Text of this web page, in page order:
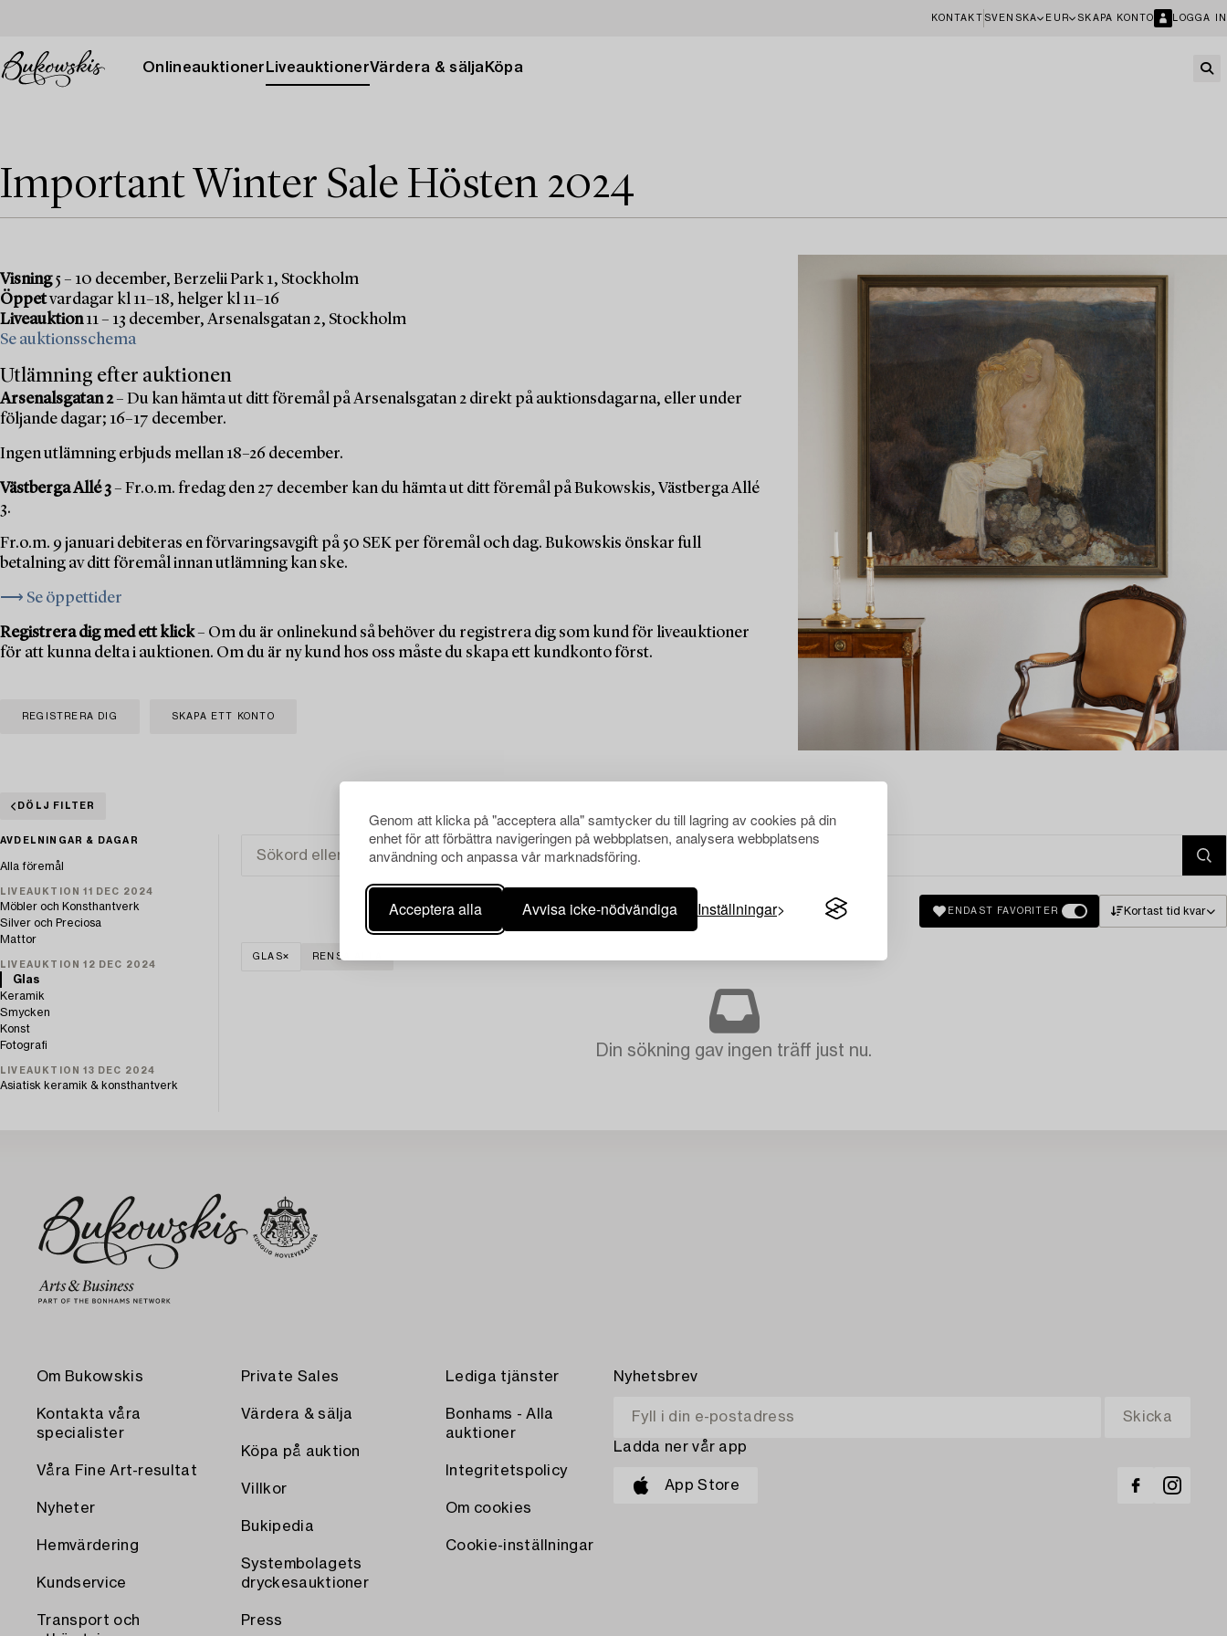
Genom att klicka på "acceptera alla" samtycker du till lagring av cookies på din
enhet för att förbättra navigeringen på webbplatsen, analysera webbplatsens
användning och anpassa vår marknadsföring.
Acceptera alla Avvisa icke-nödvändiga Inställningar
KONTAKT SVENSKA EUR SKAPA KONTO LOGGA IN
Onlineauktioner LiveauktionerVärdera & sälja Köpa
Important Winter Sale Hösten 2024
Visning5 – 10 december, Berzelii Park 1, Stockholm
Öppetvardagar kl 11–18, helger kl 11–16
Liveauktion11 – 13 december, Arsenalsgatan 2, Stockholm
Se auktionsschema
Utlämning efter auktionen
Arsenalsgatan 2– Du kan hämta ut ditt föremål på Arsenalsgatan 2 direkt på auktionsdagarna, eller under
följande dagar; 16–17 december.
Ingen utlämning erbjuds mellan 18–26 december.
Västberga Allé 3– Fr.o.m. fredag den 27 december kan du hämta ut ditt föremål på Bukowskis, Västberga Allé
3.
Fr.o.m. 9 januari debiteras en förvaringsavgift på 50 SEK per föremål och dag. Bukowskis önskar full
betalning av ditt föremål innan utlämning kan ske.
⟶ Se öppettider
Registrera dig med ett klick– Om du är onlinekund så behöver du registrera dig som kund för liveauktioner
för att kunna delta i auktionen. Om du är ny kund hos oss måste du skapa ett kundkonto först.
REGISTRERA DIG SKAPA ETT KONTO
DÖLJ FILTER
AVDELNINGAR & DAGAR
Alla föremål
LIVEAUKTION 11 DEC 2024
Möbler och Konsthantverk
Silver och Preciosa
Mattor
LIVEAUKTION 12 DEC 2024
Glas
Keramik
Smycken
Konst
Fotografi
LIVEAUKTION 13 DEC 2024
Asiatisk keramik & konsthantverk
ENDAST FAVORITER Kortast tid kvar
GLAS RENSA ALLA
Din sökning gav ingen träff just nu.
Om Bukowskis
Kontakta våra
specialister
Våra Fine Art-resultat
Nyheter
Hemvärdering
Kundservice
Transport och
Private Sales
Värdera & sälja
Köpa på auktion
Villkor
Bukipedia
Systembolagets
dryckesauktioner
Press
Lediga tjänster
Bonhams - Alla
auktioner
Integritetspolicy
Om cookies
Cookie-inställningar
Nyhetsbrev
Ladda ner vår app
App Store